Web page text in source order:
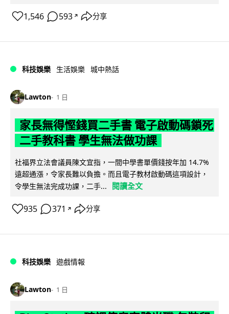
1,546 593 ↗ 分享
科技娛樂 生活娛樂 城中熱話
Lawton 1 日
家長無得慳錢買二手書 電子啟動碼鎖死
二手教科書 學生無法做功課
社福界立法會議員陳文宜指，一間中學書單價錢按年加 14.7%
遠超通漲，令家長難以負擔。而且電子教材啟動碼這項設計，
令學生無法完成功課，二手...
閱讀全文
935 371 ↗ 分享
科技娛樂 遊戲情報
Lawton 1 日